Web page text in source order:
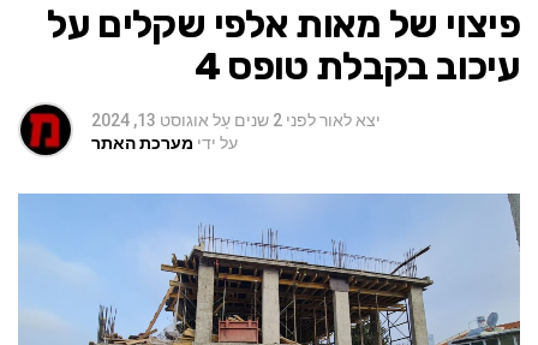
פיצוי של מאות אלפי שקלים על
עיכוב בקבלת טופס 4
יצא לאורלפני 2 שנים עַל אוגוסט 13, 2024
על ידי מערכת האתר